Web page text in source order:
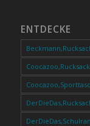
ENTDECKE
Coocazoo,Rucksack